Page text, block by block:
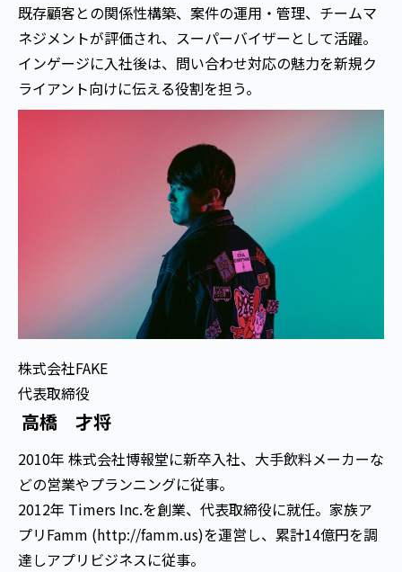
既存顧客との関係性構築、案件の運用・管理、チームマ
ネジメントが評価され、スーパーバイザーとして活躍。
インゲージに入社後は、問い合わせ対応の魅力を新規ク
ライアント向けに伝える役割を担う。
株式会社FAKE
代表取締役
高橋 才将
2010年 株式会社博報堂に新卒入社、大手飲料メーカーな
どの営業やプランニングに従事。
2012年 Timers Inc.を創業、代表取締役に就任。家族ア
プリFamm (http://famm.us)を運営し、累計14億円を調
達しアプリビジネスに従事。